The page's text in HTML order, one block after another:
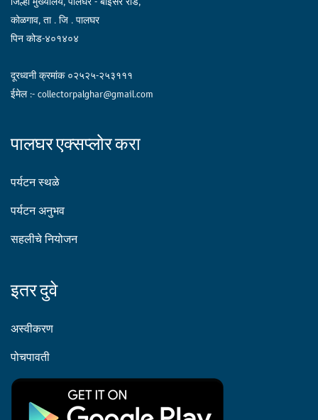
कोळगाव, ता . जि . पालघर
पिन कोड-४०१४०४
दूरध्वनी क्रमांक ०२५२५-२५३१११
ईमेल :- collectorpalghar@gmail.com
पालघर एक्सप्लोर करा
पर्यटन स्थळे
पर्यटन अनुभव
सहलीचे नियोजन
इतर दुवे
अस्वीकरण
पोचपावती